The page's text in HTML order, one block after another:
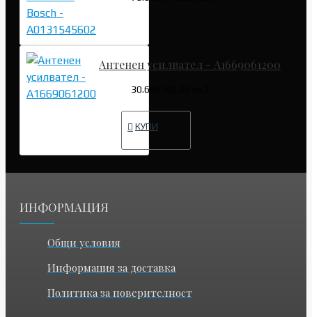
Антенен усилвател - A1669061200
30.68€ (60.00 лв.)
КУПИ
ИНФОРМАЦИЯ
Общи условия
Информация за доставка
Политика за поверителност